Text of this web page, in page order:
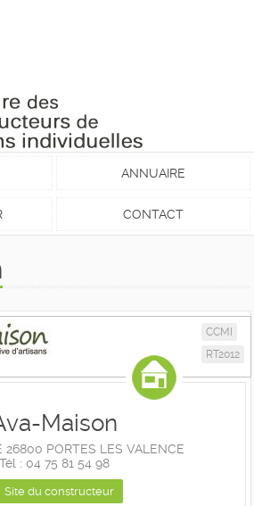
ANNUAIRE
CONTACT
CCMI
RT2012
Maison
26800 PORTES LES VALENCE
Tél : 04 75 81 54 98
Site du constructeur